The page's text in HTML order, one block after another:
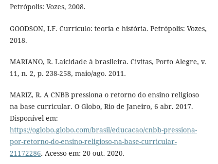
Petrópolis: Vozes, 2008.
GOODSON, I.F. Currículo: teoria e história. Petrópolis: Vozes,
2018.
MARIANO, R. Laicidade à brasileira. Civitas, Porto Alegre, v.
11, n. 2, p. 238-258, maio/ago. 2011.
MARIZ, R. A CNBB pressiona o retorno do ensino religioso
na base curricular. O Globo, Rio de Janeiro, 6 abr. 2017.
Disponível em:
https://oglobo.globo.com/brasil/educacao/cnbb-pressiona-
por-retorno-do-ensino-religioso-na-base-curricular-
21172286. Acesso em: 20 out. 2020.